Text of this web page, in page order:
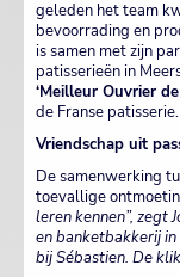
geleden het team
bevoorrading en
is samen met zijn
patisserieën in
‘Meilleur Ouvrier de
de Franse patisserie.
Vriendschap uit
De samenwerking
toevallige
leren kennen”, zegt
en banketbakkerij
bij Sébastien. De